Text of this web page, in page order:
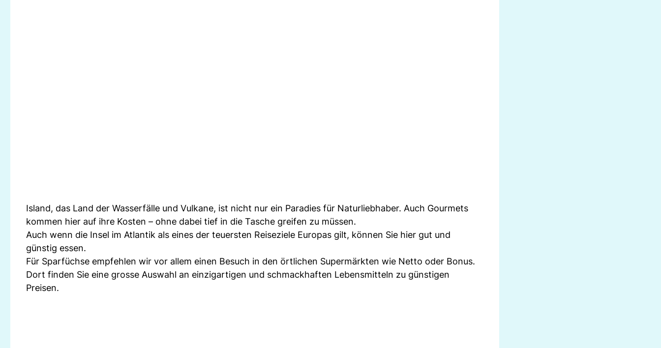
Island, das Land der Wasserfälle und Vulkane, ist nicht nur ein Paradies für Naturliebhaber. Auch Gourmets
kommen hier auf ihre Kosten – ohne dabei tief in die Tasche greifen zu müssen.
Auch wenn die Insel im Atlantik als eines der teuersten Reiseziele Europas gilt, können Sie hier gut und
günstig essen.
Für Sparfüchse empfehlen wir vor allem einen Besuch in den örtlichen Supermärkten wie Netto oder Bonus.
Dort finden Sie eine grosse Auswahl an einzigartigen und schmackhaften Lebensmitteln zu günstigen
Preisen.